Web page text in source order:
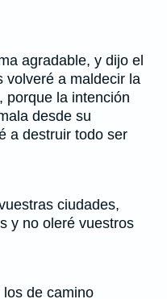
agradable, y dijo el
volveré a maldecir la
porque la intención
desde su
a destruir todo ser
ciudades,
y no oleré vuestros
los de camino